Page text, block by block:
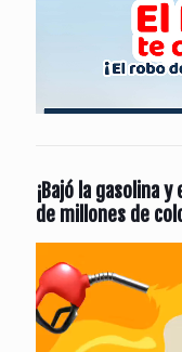
¡Bajó la gasolina
de millones de
de
vídeo